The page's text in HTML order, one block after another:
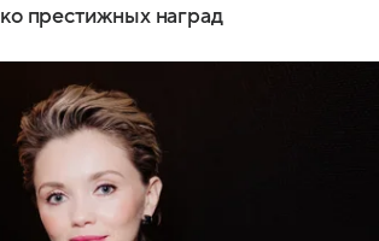
престижных наград